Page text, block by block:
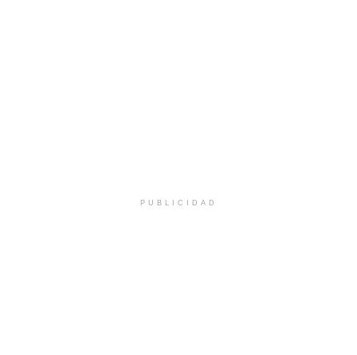
PUBLICIDAD